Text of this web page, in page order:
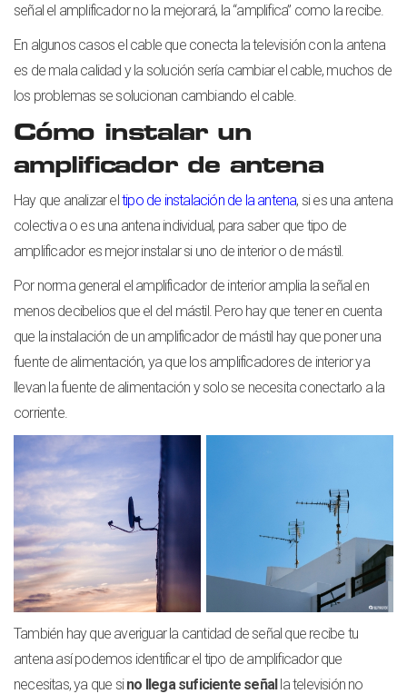
señal el amplificador no la mejorará, la “amplifica” como la recibe.
En algunos casos el cable que conecta la televisión con la antena
es de mala calidad y la solución sería cambiar el cable, muchos de
los problemas se solucionan cambiando el cable.
Cómo instalar un
amplificador de antena
Hay que analizar eltipo de instalación de la antena, si es una antena
colectiva o es una antena individual, para saber que tipo de
amplificador es mejor instalar si uno de interior o de mástil.
Por norma general el amplificador de interior amplia la señal en
menos decibelios que el del mástil. Pero hay que tener en cuenta
que la instalación de un amplificador de mástil hay que poner una
fuente de alimentación, ya que los amplificadores de interior ya
llevan la fuente de alimentación y solo se necesita conectarlo a la
corriente.
También hay que averiguar la cantidad de señal que recibe tu
antena así podemos identificar el tipo de amplificador que
necesitas, ya que sino llega suficiente señalla televisión no